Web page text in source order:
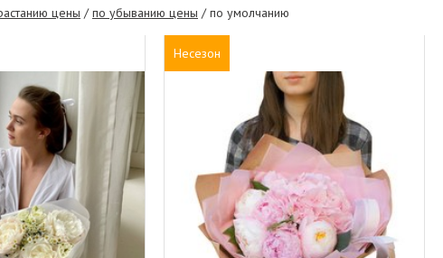
цены /по убыванию цены / по умолчанию
Несезон